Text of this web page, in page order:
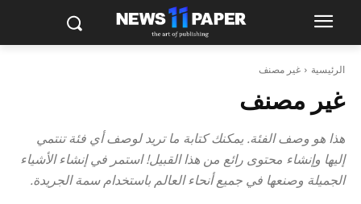
الرئيسية غير مصنف
غير مصنف
هذا هو وصف الفئة. يمكنك كتابة ما تريد لوصف أي فئة تنتمي
إليها وإنشاء محتوى رائع من هذا القبيل! استمر في إنشاء الأشياء
الجميلة وصنعها في جميع أنحاء العالم باستخدام سمة الجريدة.